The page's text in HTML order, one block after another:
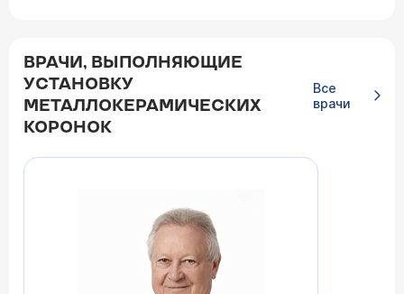
ВРАЧИ, ВЫПОЛНЯЮЩИЕ
УСТАНОВКУ
МЕТАЛЛОКЕРАМИЧЕСКИХ
КОРОНОК
Все
врачи